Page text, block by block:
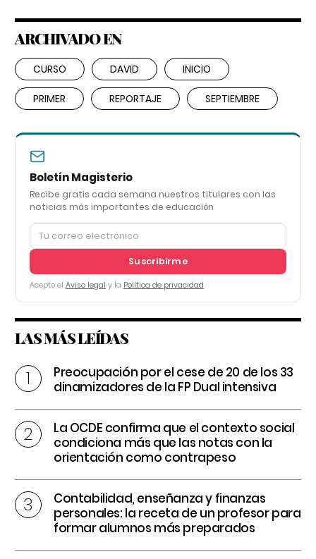
ARCHIVADO EN
CURSO DAVID INICIO
PRIMER REPORTAJE SEPTIEMBRE
Boletín Magisterio
Recibe gratis cada semana nuestros titulares con las
noticias más importantes de educación
Suscribirme
Acepto el Aviso legal y la Política de privacidad
LAS MÁS LEÍDAS
Preocupación por el cese de 20 de los 33
dinamizadores de la FP Dual intensiva
La OCDE confirma que el contexto social
condiciona más que las notas con la
orientación como contrapeso
Contabilidad, enseñanza y finanzas
personales: la receta de un profesor para
formar alumnos más preparados